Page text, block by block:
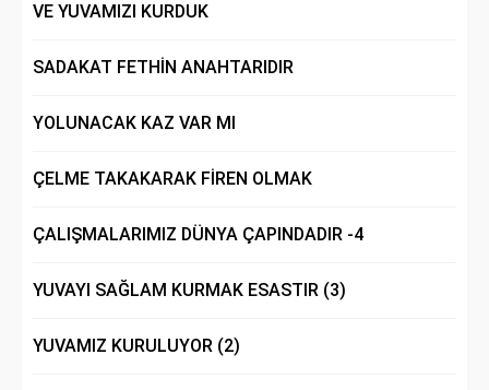
VE YUVAMIZI KURDUK
SADAKAT FETHİN ANAHTARIDIR
YOLUNACAK KAZ VAR MI
ÇELME TAKAKARAK FİREN OLMAK
ÇALIŞMALARIMIZ DÜNYA ÇAPINDADIR -4
YUVAYI SAĞLAM KURMAK ESASTIR (3)
YUVAMIZ KURULUYOR (2)